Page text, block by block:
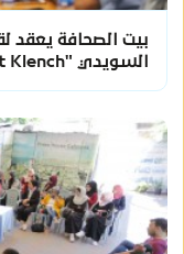
بيت الصحافة يعقد
السويدي "Kent Klench"